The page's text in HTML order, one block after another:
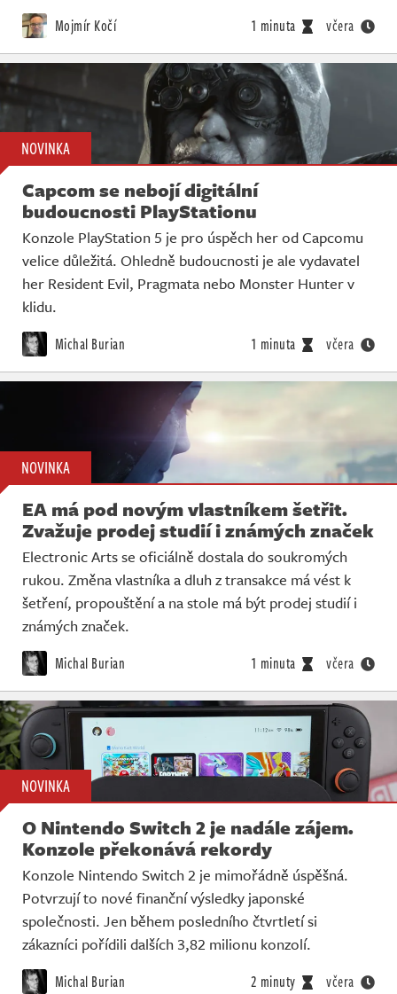
Mojmír Kočí 1 minuta včera
NOVINKA
Capcom se nebojí digitální
budoucnosti PlayStationu
Konzole PlayStation 5 je pro úspěch her od Capcomu
velice důležitá. Ohledně budoucnosti je ale vydavatel
her Resident Evil, Pragmata nebo Monster Hunter v
klidu.
Michal Burian 1 minuta včera
NOVINKA
EA má pod novým vlastníkem šetřit.
Zvažuje prodej studií i známých značek
Electronic Arts se oficiálně dostala do soukromých
rukou. Změna vlastníka a dluh z transakce má vést k
šetření, propouštění a na stole má být prodej studií i
známých značek.
Michal Burian 1 minuta včera
NOVINKA
O Nintendo Switch 2 je nadále zájem.
Konzole překonává rekordy
Konzole Nintendo Switch 2 je mimořádně úspěšná.
Potvrzují to nové finanční výsledky japonské
společnosti. Jen během posledního čtvrtletí si
zákazníci pořídili dalších 3,82 milionu konzolí.
Michal Burian 2 minuty včera